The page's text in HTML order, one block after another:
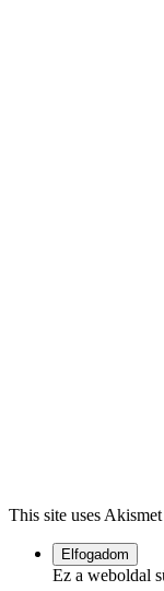
This site uses
Ez a weboldal